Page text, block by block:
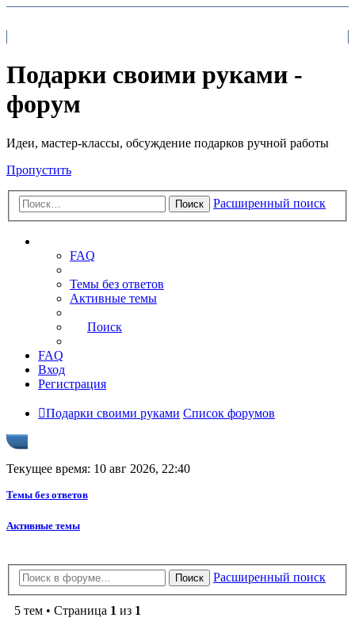
Подарки своими руками -
форум
Идеи, мастер-классы, обсуждение подарков ручной работы
Пропустить
Поиск Расширенный поиск
FAQ
Темы без ответов
Активные темы
Поиск
FAQ
Вход
Регистрация
Подарки своими руками Список форумов
Текущее время: 10 авг 2026, 22:40
Темы без ответов
Активные темы
Поиск Расширенный поиск
5 тем • Страница 1 из 1